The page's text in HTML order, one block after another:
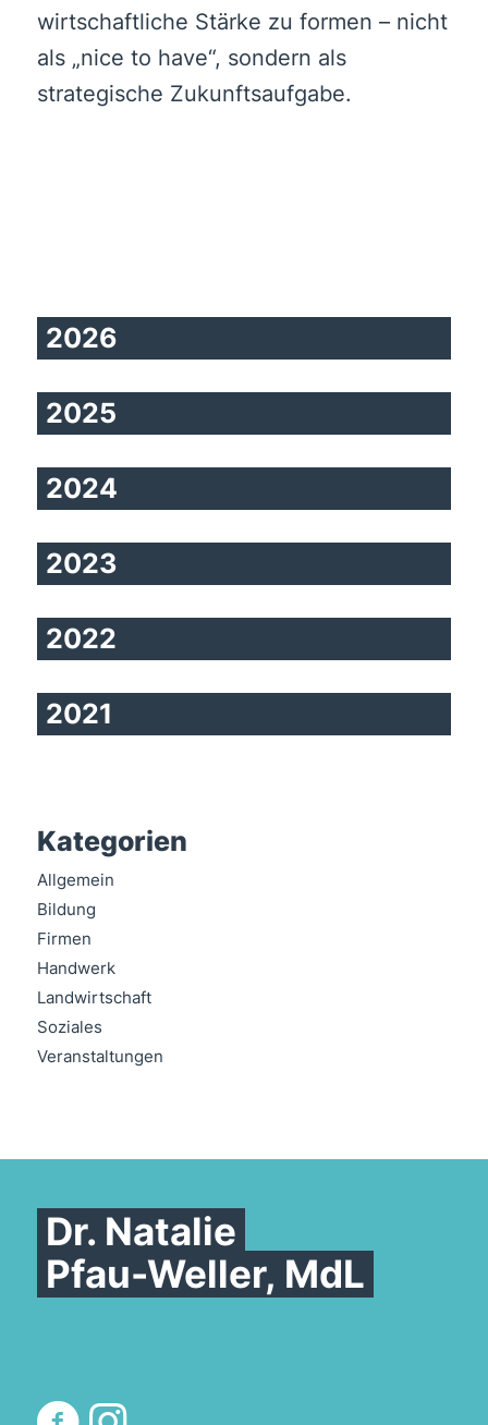
wirtschaftliche Stärke zu formen – nicht
als „nice to have“, sondern als
strategische Zukunftsaufgabe.
2026
2025
2024
2023
2022
2021
Kategorien
Allgemein
Bildung
Firmen
Handwerk
Landwirtschaft
Soziales
Veranstaltungen
Dr. Natalie
Pfau-Weller, MdL